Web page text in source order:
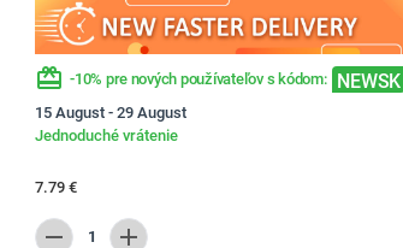
redeem -10% pre nových používateľov s kódom: NEWSK
15 August - 29 August
Jednoduché vrátenie
7.79€
remove 1 add